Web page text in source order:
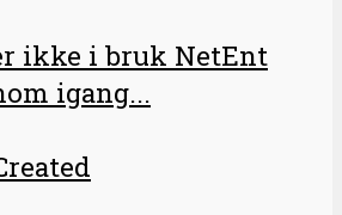
ikke i bruk NetEnt
igang...